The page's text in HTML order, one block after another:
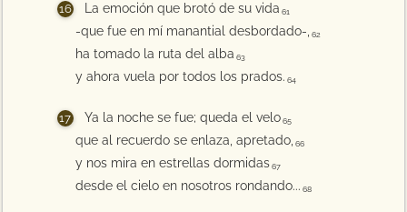
La emoción que brotó de su vida 61
-que fue en mí manantial desbordado-, 62
ha tomado la ruta del alba 63
y ahora vuela por todos los prados. 64
Ya la noche se fue; queda el velo 65
que al recuerdo se enlaza, apretado, 66
y nos mira en estrellas dormidas 67
desde el cielo en nosotros rondando... 68